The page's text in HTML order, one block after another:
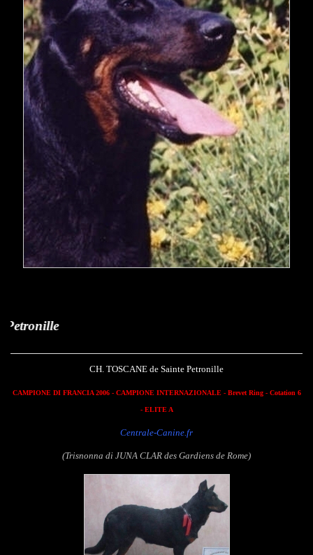
CH. TOSCANE de Sainte Petronille
CAMPIONE DI FRANCIA 2006 - CAMPIONE INTERNAZIONALE - Brevet Ring- Cotation 6
- ELITE A
Centrale-Canine.fr
(Trisnonna di JUNA CLAR des Gardiens de Rome)